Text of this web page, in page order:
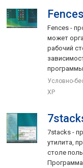
Fences -
может
рабочий
Условно-
XP
7stacks -
утилита,
столе
Программа